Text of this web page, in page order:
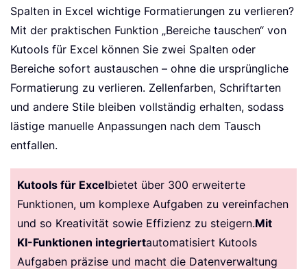
Spalten in Excel wichtige Formatierungen zu verlieren?
Mit der praktischen Funktion „Bereiche tauschen“ von
Kutools für Excel können Sie zwei Spalten oder
Bereiche sofort austauschen – ohne die ursprüngliche
Formatierung zu verlieren. Zellenfarben, Schriftarten
und andere Stile bleiben vollständig erhalten, sodass
lästige manuelle Anpassungen nach dem Tausch
entfallen.
Kutools für Excelbietet über 300 erweiterte
Funktionen, um komplexe Aufgaben zu vereinfachen
und so Kreativität sowie Effizienz zu steigern.Mit
KI-Funktionen integriertautomatisiert Kutools
Aufgaben präzise und macht die Datenverwaltung